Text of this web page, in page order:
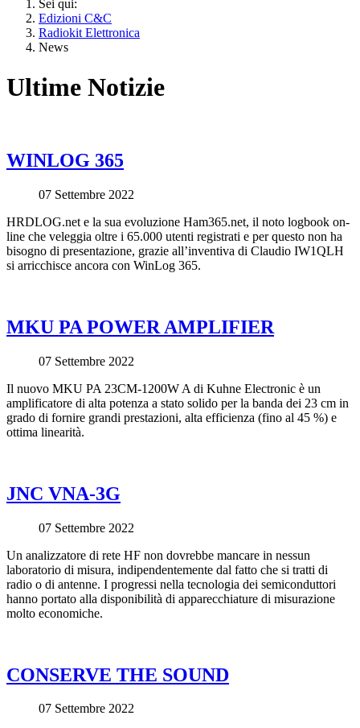
Sei qui:
Edizioni C&C
Radiokit Elettronica
News
Ultime Notizie
WINLOG 365
07 Settembre 2022
HRDLOG.net e la sua evoluzione Ham365.net, il noto logbook on-
line che veleggia oltre i 65.000 utenti registrati e per questo non ha
bisogno di presentazione, grazie all’inventiva di Claudio IW1QLH
si arricchisce ancora con WinLog 365.
MKU PA POWER AMPLIFIER
07 Settembre 2022
Il nuovo MKU PA 23CM-1200W A di Kuhne Electronic è un
amplificatore di alta potenza a stato solido per la banda dei 23 cm in
grado di fornire grandi prestazioni, alta efficienza (fino al 45 %) e
ottima linearità.
JNC VNA-3G
07 Settembre 2022
Un analizzatore di rete HF non dovrebbe mancare in nessun
laboratorio di misura, indipendentemente dal fatto che si tratti di
radio o di antenne. I progressi nella tecnologia dei semiconduttori
hanno portato alla disponibilità di apparecchiature di misurazione
molto economiche.
CONSERVE THE SOUND
07 Settembre 2022